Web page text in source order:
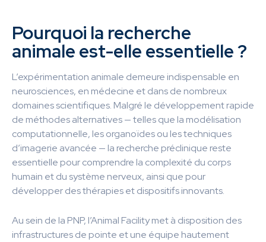
Pourquoi la recherche
animale est-elle essentielle ?
L’expérimentation animale demeure indispensable en
neurosciences, en médecine et dans de nombreux
domaines scientifiques. Malgré le développement rapide
de méthodes alternatives — telles que la modélisation
computationnelle, les organoïdes ou les techniques
d’imagerie avancée — la recherche préclinique reste
essentielle pour comprendre la complexité du corps
humain et du système nerveux, ainsi que pour
développer des thérapies et dispositifs innovants.
Au sein de la PNP, l’Animal Facility met à disposition des
infrastructures de pointe et une équipe hautement